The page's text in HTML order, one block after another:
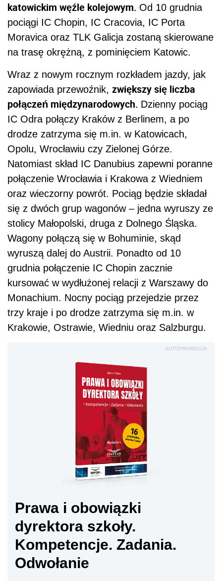
katowickim węźle kolejowym. Od 10 grudnia
pociągi IC Chopin, IC Cracovia, IC Porta
Moravica oraz TLK Galicja zostaną skierowane
na trasę okrężną, z pominięciem Katowic.
Wraz z nowym rocznym rozkładem jazdy, jak
zapowiada przewoźnik, zwiększy się liczba
połączeń międzynarodowych. Dzienny pociąg
IC Odra połączy Kraków z Berlinem, a po
drodze zatrzyma się m.in. w Katowicach,
Opolu, Wrocławiu czy Zielonej Górze.
Natomiast skład IC Danubius zapewni poranne
połączenie Wrocławia i Krakowa z Wiedniem
oraz wieczorny powrót. Pociąg będzie składał
się z dwóch grup wagonów – jedna wyruszy ze
stolicy Małopolski, druga z Dolnego Śląska.
Wagony połączą się w Bohuminie, skąd
wyruszą dalej do Austrii. Ponadto od 10
grudnia połączenie IC Chopin zacznie
kursować w wydłużonej relacji z Warszawy do
Monachium. Nocny pociąg przejedzie przez
trzy kraje i po drodze zatrzyma się m.in. w
Krakowie, Ostrawie, Wiedniu oraz Salzburgu.
AUTOPROMOCJA
Prawa i obowiązki
dyrektora szkoły.
Kompetencje. Zadania.
Odwołanie